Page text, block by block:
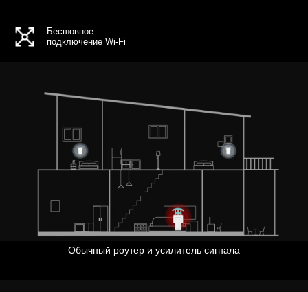
Бесшовное
подключение Wi-Fi
Обычный роутер и усилитель сигнала